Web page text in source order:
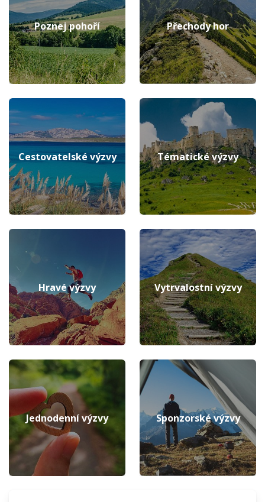
Poznej pohoří Přechody hor
Cestovatelské výzvy Tématické výzvy
Hravé výzvy Vytrvalostní výzvy
Jednodenní výzvy Sponzorské výzvy